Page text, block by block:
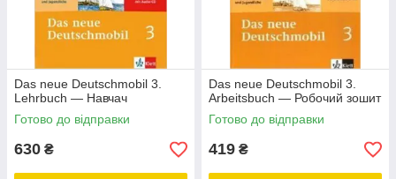
Das neue Deutschmobil 3.
Lehrbuch — Навчач
Готово до відправки
630 ₴
Das neue Deutschmobil 3.
Arbeitsbuch — Робочий зошит
Готово до відправки
419 ₴